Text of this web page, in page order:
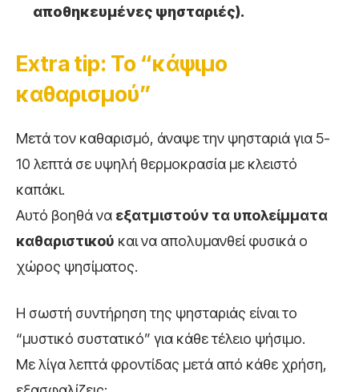
αποθηκευμένες ψησταριές).
Extra tip: Το “κάψιμο
καθαρισμού”
Μετά τον καθαρισμό, άναψε την ψησταριά για 5-
10 λεπτά σε υψηλή θερμοκρασία με κλειστό
καπάκι.
Αυτό βοηθά να εξατμιστούν τα υπολείμματα
καθαριστικού και να απολυμανθεί φυσικά ο
χώρος ψησίματος.
Η σωστή συντήρηση της ψησταριάς είναι το
“μυστικό συστατικό” για κάθε τέλειο ψήσιμο.
Με λίγα λεπτά φροντίδας μετά από κάθε χρήση,